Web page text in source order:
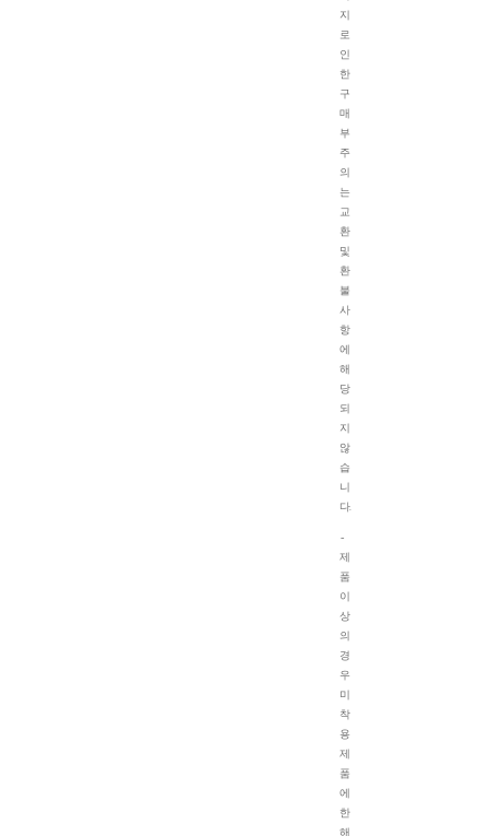
지
로
인
한
구
매
부
주
의
는
교
환
및
환
불
사
항
에
해
당
되
지
않
습
니
다.
-
제
품
이
상
의
경
우
미
착
용
제
품
에
한
해